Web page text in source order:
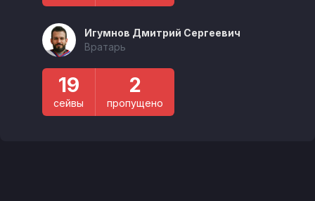
Игумнов Дмитрий Сергеевич
Вратарь
19
сейвы
2
пропущено